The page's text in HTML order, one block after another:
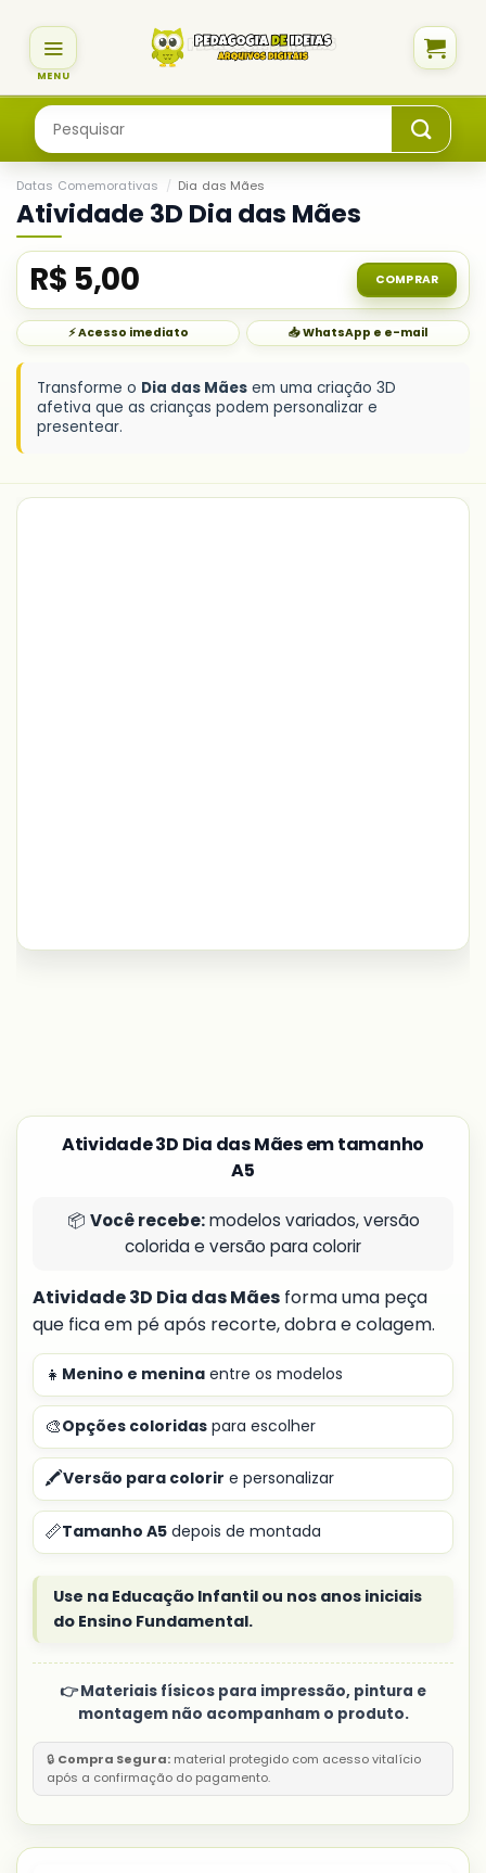
content
Pesquisar
por:
Datas Comemorativas / Dia das Mães
Atividade 3D Dia das Mães
R$ 5,00 COMPRAR
⚡ Acesso imediato 📥 WhatsApp e e-mail
Transforme o Dia das Mães em uma criação 3D
afetiva que as crianças podem personalizar e
presentear.
Atividade 3D Dia das Mães em tamanho
A5
📦 Você recebe:modelos variados, versão
colorida e versão para colorir
Atividade 3D Dia das Mães forma uma peça
que fica em pé após recorte, dobra e colagem.
👧 Menino e menina entre os modelos
🎨Opções coloridas para escolher
🖍️Versão para colorir e personalizar
📏Tamanho A5 depois de montada
Use na Educação Infantil ou nos anos iniciais
do Ensino Fundamental.
👉 Materiais físicos para impressão, pintura e
montagem não acompanham o produto.
🔒 Compra Segura: material protegido com acesso vitalício
após a confirmação do pagamento.